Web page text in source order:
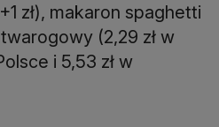
zł), makaron spaghetti
(2,29 zł w
i 5,53 zł w